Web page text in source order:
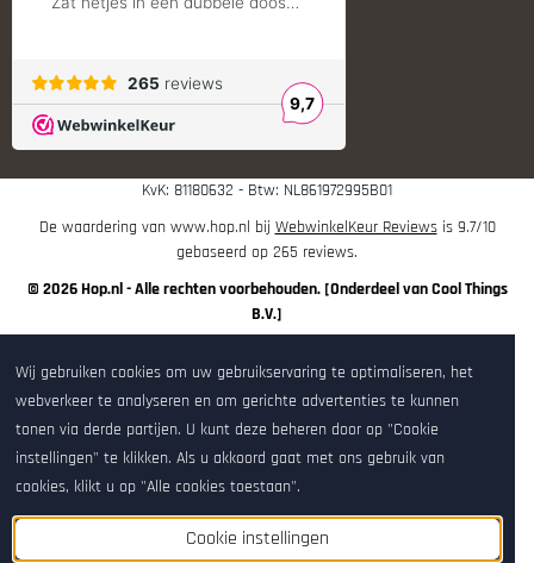
SuperTrickler
Tier One Bipods
True Flite
Ugly Reloading - Derraco Enginee
KvK: 81180632 - Btw: NL861972995B01
De waardering van www.hop.nl bij WebwinkelKeur Reviewsis 9.7/10
gebaseerd op 265 reviews.
© 2026 Hop.nl - Alle rechten voorbehouden. [Onderdeel van Cool Things
B.V.]
Wij gebruiken cookies om uw gebruikservaring te optimaliseren, het
webverkeer te analyseren en om gerichte advertenties te kunnen
tonen via derde partijen. U kunt deze beheren door op "Cookie
instellingen" te klikken. Als u akkoord gaat met ons gebruik van
cookies, klikt u op "Alle cookies toestaan".
Cookie instellingen